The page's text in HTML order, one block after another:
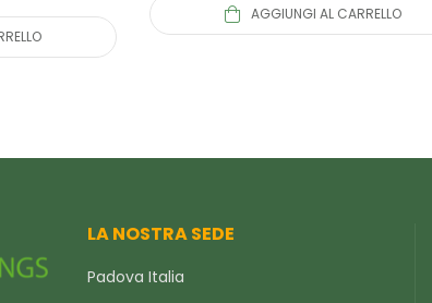
AGGIUNGI AL CARRELLO
LA NOSTRA SEDE
Padova Italia